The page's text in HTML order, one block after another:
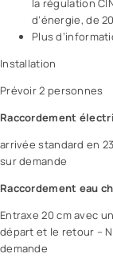
la régulation
d’énergie, de
Plus
Installation
Prévoir 2 personnes
Raccordement
arrivée standard en
sur demande
Raccordement eau
Entraxe 20 cm avec
départ et le retour –
demande